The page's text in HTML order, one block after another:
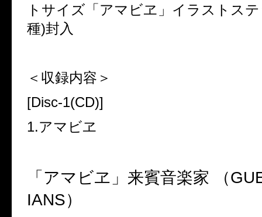
トサイズ「アマビヱ」イラストス
種)封入
＜収録内容＞
[Disc-1(CD)]
1.アマビヱ
「アマビヱ」来賓音楽家 （
IANS）